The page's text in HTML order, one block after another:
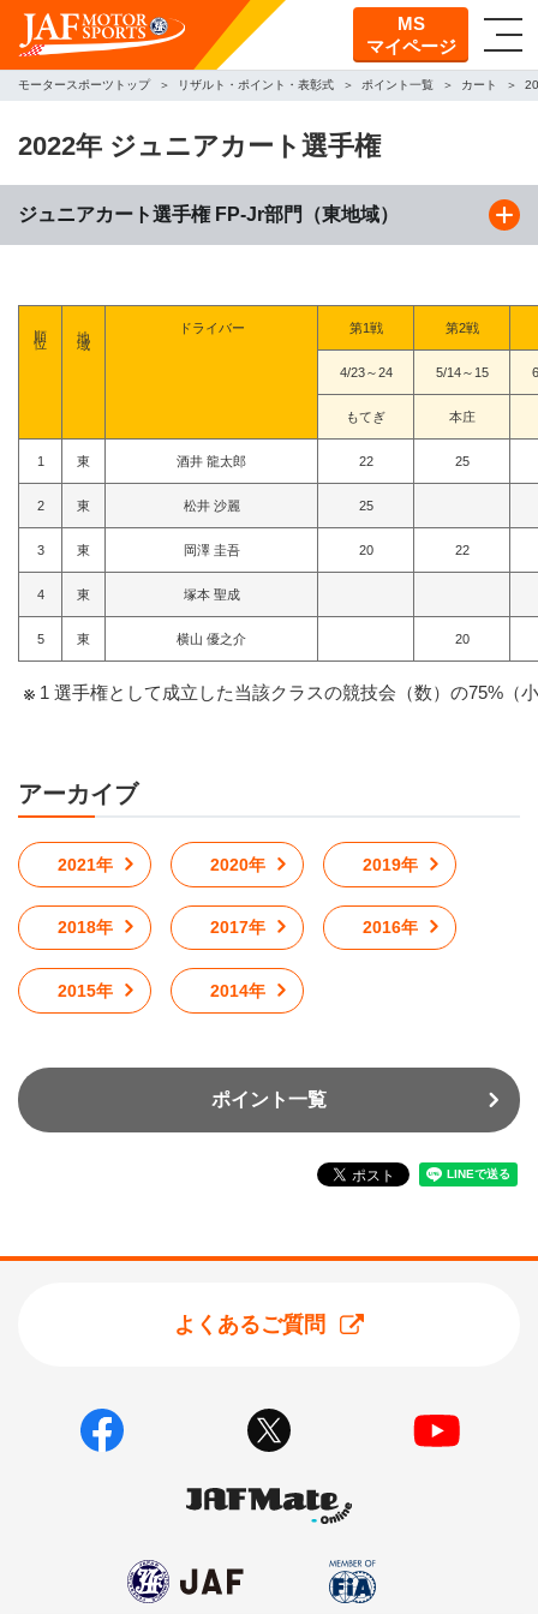
MS
マイページ
モータースポーツトップ リザルト・ポイント・表彰式 ポイント一覧 カート
2022年 ジュニアカート選手権
ジュニアカート選手権 FP-Jr部門（東地域）
ドライバー 第1戦 第2戦
4/23～24 5/14～15
もてぎ 本庄
1 東 酒井 龍太郎 22 25
2 東 松井 沙麗 25
3 東 岡澤 圭吾 20 22
4 東 塚本 聖成
5 東 横山 優之介 20
1 選手権として成立した当該クラスの競技会（数）の75%（
アーカイブ
2021年 2020年 2019年
2018年 2017年 2016年
2015年 2014年
ポイント一覧
よくあるご質問